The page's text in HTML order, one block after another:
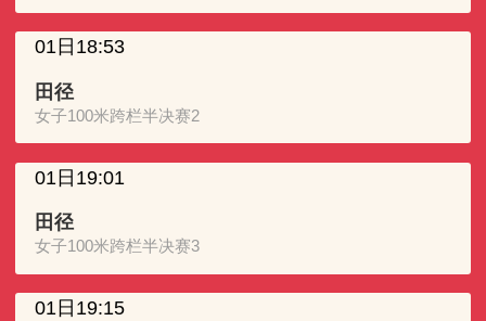
01日18:53
田径
女子100米跨栏半决赛2
01日19:01
田径
女子100米跨栏半决赛3
01日19:15